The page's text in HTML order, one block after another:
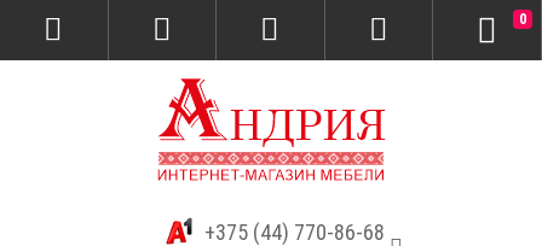
+375 (44) 770-86-68
0